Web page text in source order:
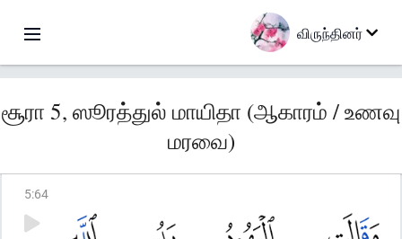
விருந்தினர்
சூரா 5, ஸூரத்துல் மாயிதா (ஆகாரம் / உணவு
மரவை)
5:64